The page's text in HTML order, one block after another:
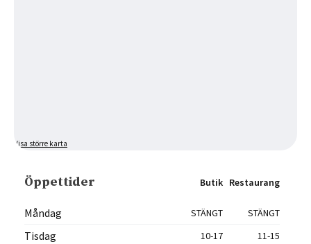
Visa större karta
Öppettider Butik Restaurang
Måndag STÄNGT STÄNGT
Tisdag 10-17 11-15